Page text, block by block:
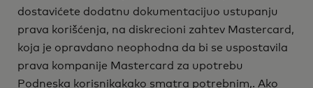
dostavićete dodatnu dokumentacijuo ustupanju
prava korišćenja, na diskrecioni zahtev Mastercard,
koja je opravdano neophodna da bi se uspostavila
prava kompanije Mastercard za upotrebu
Podneska korisnikakako smatra potrebnim,. Ako